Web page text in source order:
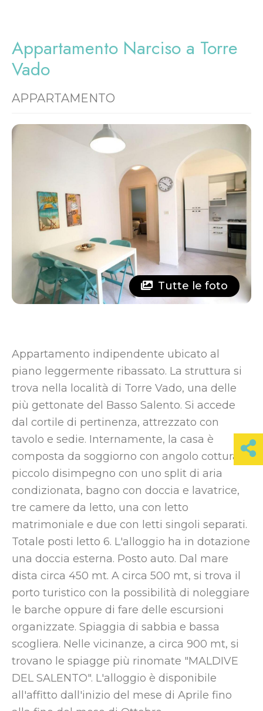
Appartamento Narciso a Torre
Vado
APPARTAMENTO
Tutte le foto
Appartamento indipendente ubicato al
piano leggermente ribassato. La struttura si
trova nella località di Torre Vado, una delle
più gettonate del Basso Salento. Si accede
dal cortile di pertinenza, attrezzato con
tavolo e sedie. Internamente, la casa è
composta da soggiorno con angolo cottura,
piccolo disimpegno con uno split di aria
condizionata, bagno con doccia e lavatrice,
tre camere da letto, una con letto
matrimoniale e due con letti singoli separati.
Totale posti letto 6. L'alloggio ha in dotazione
una doccia esterna. Posto auto. Dal mare
dista circa 450 mt. A circa 500 mt, si trova il
porto turistico con la possibilità di noleggiare
le barche oppure di fare delle escursioni
organizzate. Spiaggia di sabbia e bassa
scogliera. Nelle vicinanze, a circa 900 mt, si
trovano le spiagge più rinomate "MALDIVE
DEL SALENTO". L'alloggio è disponibile
all'affitto dall'inizio del mese di Aprile fino